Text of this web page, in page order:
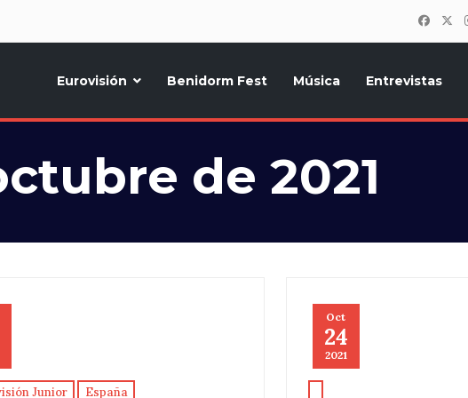
Eurovisión Benidorm Fest Música Entrevistas
de 2021
Junior España
Oct
24
2021